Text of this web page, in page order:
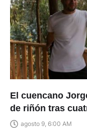
El cuencano
de riñón tras
agosto 9, 6:00 AM